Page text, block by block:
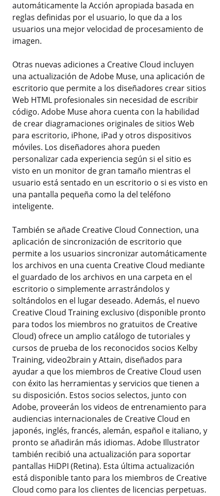
automáticamente la Acción apropiada basada en
reglas definidas por el usuario, lo que da a los
usuarios una mejor velocidad de procesamiento de
imagen.
Otras nuevas adiciones a Creative Cloud incluyen
una actualización de Adobe Muse, una aplicación de
escritorio que permite a los diseñadores crear sitios
Web HTML profesionales sin necesidad de escribir
código. Adobe Muse ahora cuenta con la habilidad
de crear diagramaciones originales de sitios Web
para escritorio, iPhone, iPad y otros dispositivos
móviles. Los diseñadores ahora pueden
personalizar cada experiencia según si el sitio es
visto en un monitor de gran tamaño mientras el
usuario está sentado en un escritorio o si es visto en
una pantalla pequeña como la del teléfono
inteligente.
También se añade Creative Cloud Connection, una
aplicación de sincronización de escritorio que
permite a los usuarios sincronizar automáticamente
los archivos en una cuenta Creative Cloud mediante
el guardado de los archivos en una carpeta en el
escritorio o simplemente arrastrándolos y
soltándolos en el lugar deseado. Además, el nuevo
Creative Cloud Training exclusivo (disponible pronto
para todos los miembros no gratuitos de Creative
Cloud) ofrece un amplio catálogo de tutoriales y
cursos de prueba de los reconocidos socios Kelby
Training, video2brain y Attain, diseñados para
ayudar a que los miembros de Creative Cloud usen
con éxito las herramientas y servicios que tienen a
su disposición. Estos socios selectos, junto con
Adobe, proveerán los videos de entrenamiento para
audiencias internacionales de Creative Cloud en
japonés, inglés, francés, alemán, español e italiano, y
pronto se añadirán más idiomas. Adobe Illustrator
también recibió una actualización para soportar
pantallas HiDPI (Retina). Esta última actualización
está disponible tanto para los miembros de Creative
Cloud como para los clientes de licencias perpetuas.